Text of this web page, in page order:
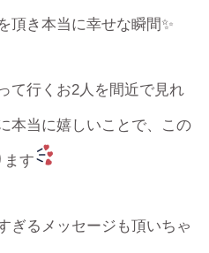
頂き本当に幸せな瞬間✨
て行くお2人を間近で見れ
本当に嬉しいことで、この
ます
ぎるメッセージも頂いちゃ